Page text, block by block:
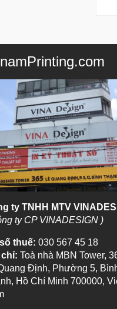
ty TNHH MTV
ty CP VINADESIGN )
thuế: 030 567 45 18
Toà nhà MBN Tower,
Định, Phường 5,
Hồ Chí Minh 700000,